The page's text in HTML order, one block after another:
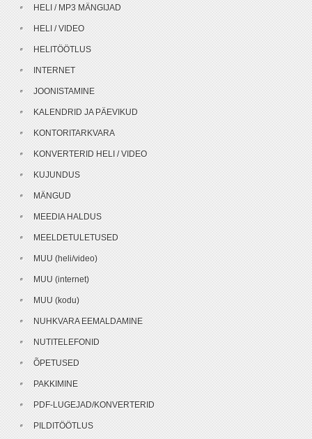
HELI / MP3 MÄNGIJAD
HELI / VIDEO
HELITÖÖTLUS
INTERNET
JOONISTAMINE
KALENDRID JA PÄEVIKUD
KONTORITARKVARA
KONVERTERID HELI / VIDEO
KUJUNDUS
MÄNGUD
MEEDIA HALDUS
MEELDETULETUSED
MUU (heli/video)
MUU (internet)
MUU (kodu)
NUHKVARA EEMALDAMINE
NUTITELEFONID
ÕPETUSED
PAKKIMINE
PDF-LUGEJAD/KONVERTERID
PILDITÖÖTLUS